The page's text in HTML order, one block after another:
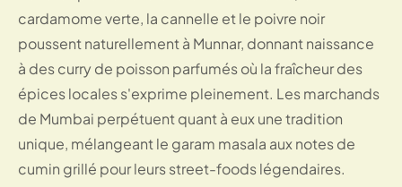
cardamome verte, la cannelle et le poivre noir
poussent naturellement à Munnar, donnant naissance
à des curry de poisson parfumés où la fraîcheur des
épices locales s'exprime pleinement. Les marchands
de Mumbai perpétuent quant à eux une tradition
unique, mélangeant le garam masala aux notes de
cumin grillé pour leurs street-foods légendaires.